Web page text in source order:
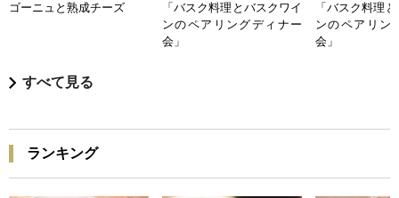
ゴーニュと熟成チーズ
「バスク料理とバスクワイ
ンのペアリングディナー
会」
「バスク料理
ンのペアリン
会」
すべて見る
ランキング